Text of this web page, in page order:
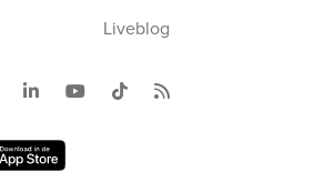
Liveblog